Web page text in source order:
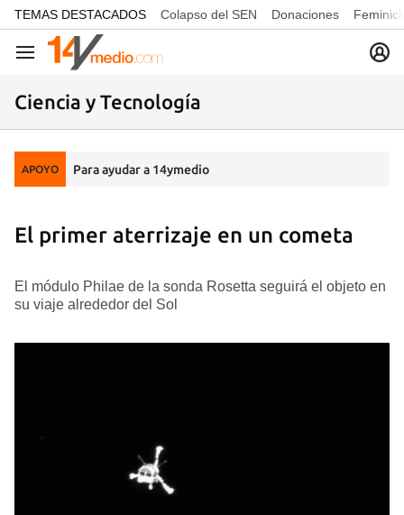
common.go-to-content
TEMAS DESTACADOS Colapso del SEN Donaciones
Navegación
Ciencia y Tecnología
APOYO Para ayudar a 14ymedio
El primer aterrizaje en un cometa
El módulo Philae de la sonda Rosetta seguirá el objeto en
su viaje alrededor del Sol